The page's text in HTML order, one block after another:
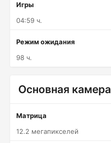
Игры
04:59 ч.
Режим ожидания
98 ч.
Основная камера
Матрица
12.2 мегапикселей